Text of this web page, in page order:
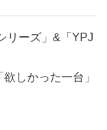
リーズ」&「YPJ
しかった一台」